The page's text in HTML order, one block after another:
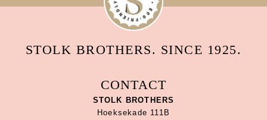
STOLK BROTHERS. SINCE 1925.
CONTACT
STOLK BROTHERS
Hoeksekade 111B